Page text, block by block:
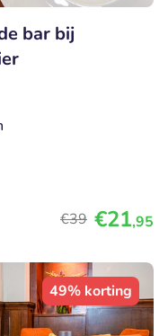
bar bij
€39 €21,95
49% korting